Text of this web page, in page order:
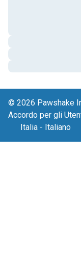
© 2026 Pawshake
Accordo per gli
Italia - Italiano